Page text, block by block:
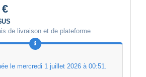
de livraison et de plateforme
le mercredi 1 juillet 2026 à 00:51